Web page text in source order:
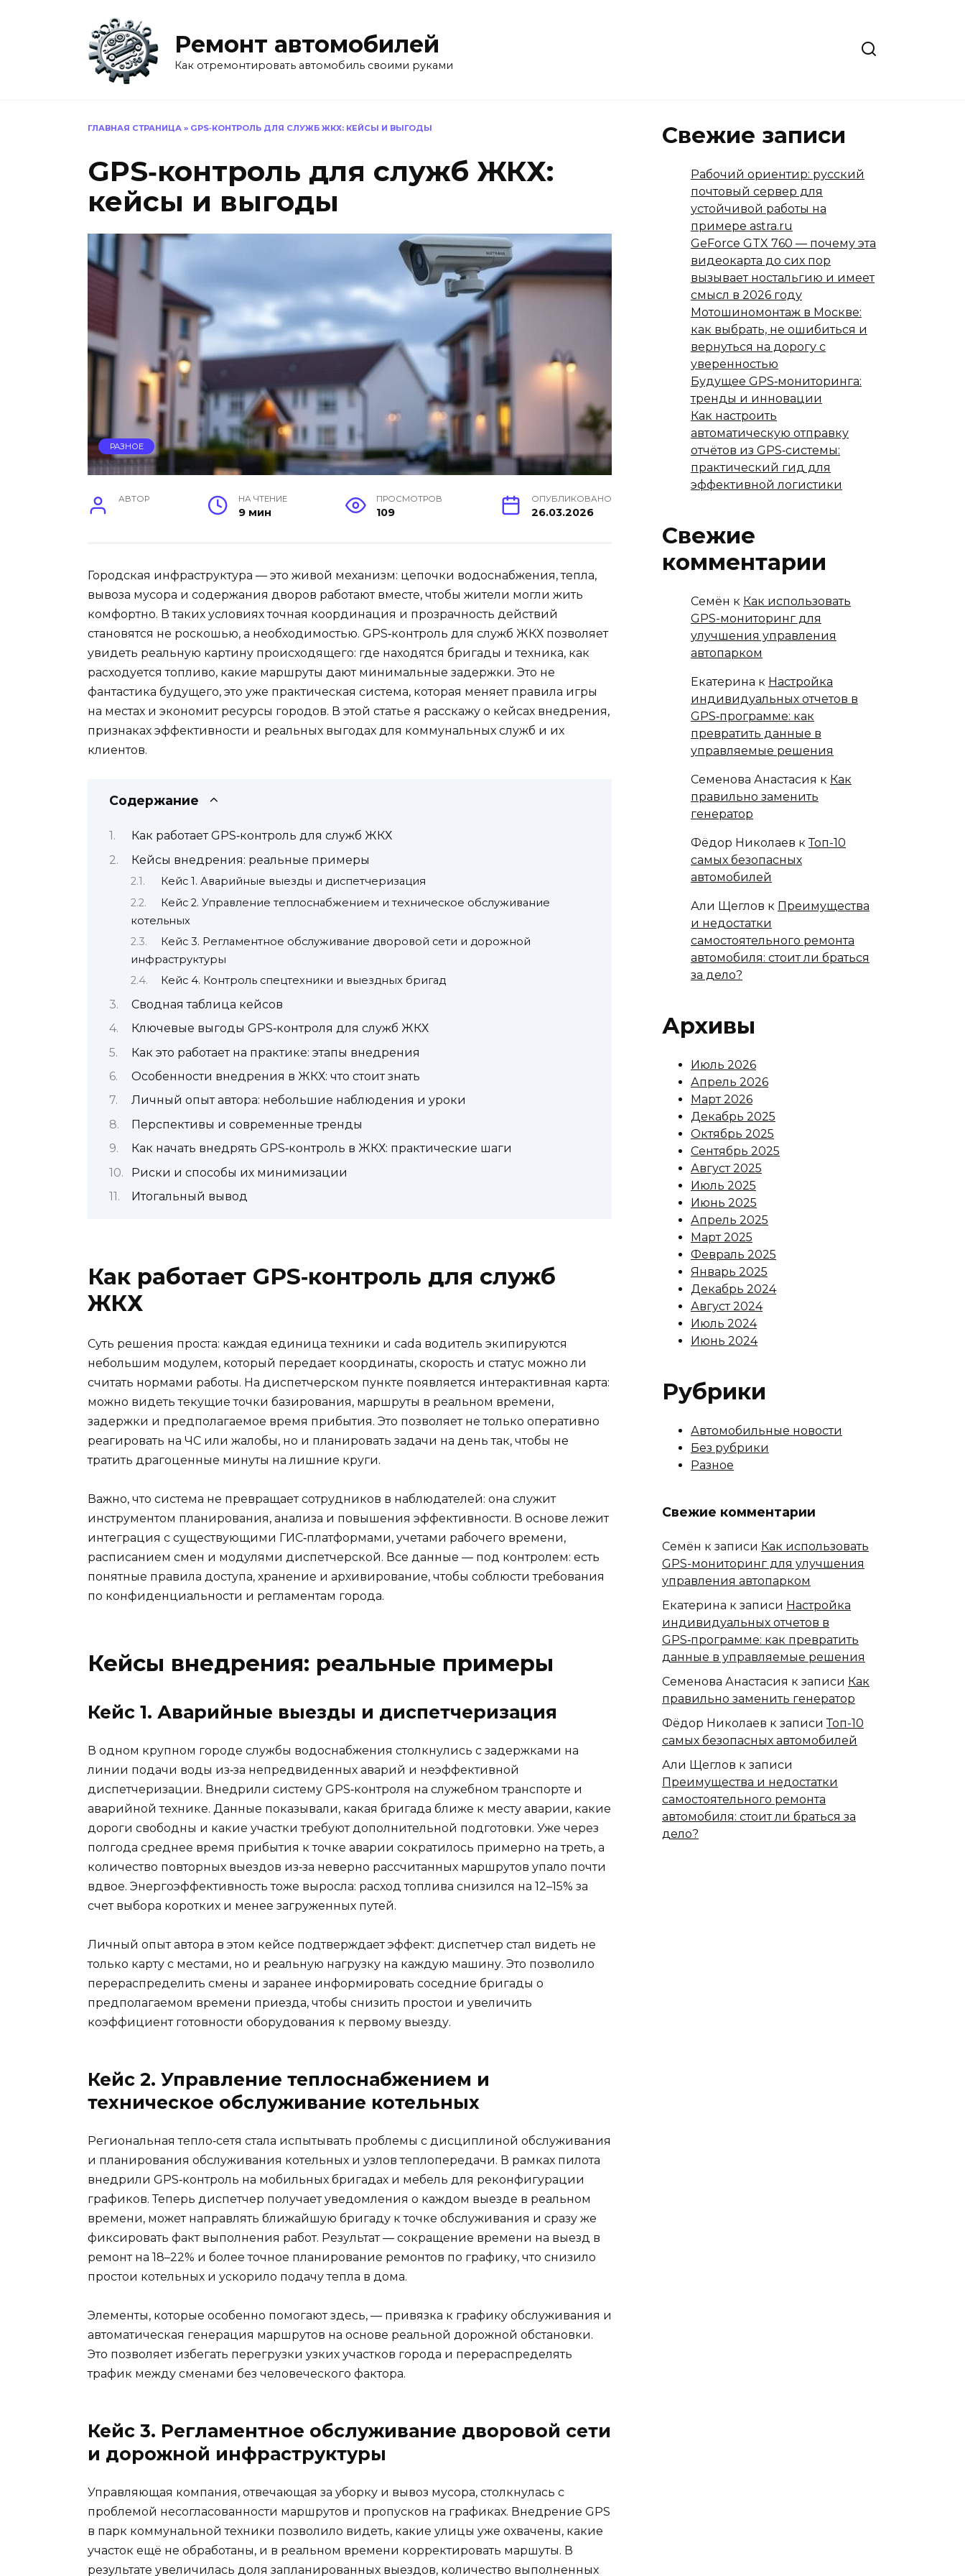
Ремонт автомобилей
Как отремонтировать автомобиль своими руками
ГЛАВНАЯ СТРАНИЦА » GPS‑КОНТРОЛЬ ДЛЯ СЛУЖБ ЖКХ: КЕЙСЫ И ВЫГОДЫ
GPS‑контроль для служб ЖКХ:
кейсы и выгоды
РАЗНОЕ
АВТОР НА ЧТЕНИЕ
9 мин
ПРОСМОТРОВ
109
ОПУБЛИКОВАНО
26.03.2026
Городская инфраструктура — это живой механизм: цепочки водоснабжения, тепла,
вывоза мусора и содержания дворов работают вместе, чтобы жители могли жить
комфортно. В таких условиях точная координация и прозрачность действий
становятся не роскошью, а необходимостью. GPS‑контроль для служб ЖКХ позволяет
увидеть реальную картину происходящего: где находятся бригады и техника, как
расходуется топливо, какие маршруты дают минимальные задержки. Это не
фантастика будущего, это уже практическая система, которая меняет правила игры
на местах и экономит ресурсы городов. В этой статье я расскажу о кейсах внедрения,
признаках эффективности и реальных выгодах для коммунальных служб и их
клиентов.
Содержание
Как работает GPS‑контроль для служб ЖКХ
Кейсы внедрения: реальные примеры
Кейс 1. Аварийные выезды и диспетчеризация
Кейс 2. Управление теплоснабжением и техническое обслуживание
котельных
Кейс 3. Регламентное обслуживание дворовой сети и дорожной
инфраструктуры
Кейс 4. Контроль спецтехники и выездных бригад
Сводная таблица кейсов
Ключевые выгоды GPS‑контроля для служб ЖКХ
Как это работает на практике: этапы внедрения
Особенности внедрения в ЖКХ: что стоит знать
Личный опыт автора: небольшие наблюдения и уроки
Перспективы и современные тренды
Как начать внедрять GPS‑контроль в ЖКХ: практические шаги
Риски и способы их минимизации
Итогальный вывод
Как работает GPS‑контроль для служб
ЖКХ
Суть решения проста: каждая единица техники и cada водитель экипируются
небольшим модулем, который передает координаты, скорость и статус можно ли
считать нормами работы. На диспетчерском пункте появляется интерактивная карта:
можно видеть текущие точки базирования, маршруты в реальном времени,
задержки и предполагаемое время прибытия. Это позволяет не только оперативно
реагировать на ЧС или жалобы, но и планировать задачи на день так, чтобы не
тратить драгоценные минуты на лишние круги.
Важно, что система не превращает сотрудников в наблюдателей: она служит
инструментом планирования, анализа и повышения эффективности. В основе лежит
интеграция с существующими ГИС‑платформами, учетами рабочего времени,
расписанием смен и модулями диспетчерской. Все данные — под контролем: есть
понятные правила доступа, хранение и архивирование, чтобы соблюсти требования
по конфиденциальности и регламентам города.
Кейсы внедрения: реальные примеры
Кейс 1. Аварийные выезды и диспетчеризация
В одном крупном городе службы водоснабжения столкнулись с задержками на
линии подачи воды из‑за непредвиденных аварий и неэффективной
диспетчеризации. Внедрили систему GPS‑контроля на служебном транспорте и
аварийной технике. Данные показывали, какая бригада ближе к месту аварии, какие
дороги свободны и какие участки требуют дополнительной подготовки. Уже через
полгода среднее время прибытия к точке аварии сократилось примерно на треть, а
количество повторных выездов из‑за неверно рассчитанных маршрутов упало почти
вдвое. Энергоэффективность тоже выросла: расход топлива снизился на 12–15% за
счет выбора коротких и менее загруженных путей.
Личный опыт автора в этом кейсе подтверждает эффект: диспетчер стал видеть не
только карту с местами, но и реальную нагрузку на каждую машину. Это позволило
перераспределить смены и заранее информировать соседние бригады о
предполагаемом времени приезда, чтобы снизить простои и увеличить
коэффициент готовности оборудования к первому выезду.
Кейс 2. Управление теплоснабжением и
техническое обслуживание котельных
Региональная тепло‑сетя стала испытывать проблемы с дисциплиной обслуживания
и планирования обслуживания котельных и узлов теплопередачи. В рамках пилота
внедрили GPS‑контроль на мобильных бригадах и мебель для реконфигурации
графиков. Теперь диспетчер получает уведомления о каждом выезде в реальном
времени, может направлять ближайшую бригаду к точке обслуживания и сразу же
фиксировать факт выполнения работ. Результат — сокращение времени на выезд в
ремонт на 18–22% и более точное планирование ремонтов по графику, что снизило
простои котельных и ускорило подачу тепла в дома.
Элементы, которые особенно помогают здесь, — привязка к графику обслуживания и
автоматическая генерация маршрутов на основе реальной дорожной обстановки.
Это позволяет избегать перегрузки узких участков города и перераспределять
трафик между сменами без человеческого фактора.
Кейс 3. Регламентное обслуживание дворовой сети
и дорожной инфраструктуры
Управляющая компания, отвечающая за уборку и вывоз мусора, столкнулась с
проблемой несогласованности маршрутов и пропусков на графиках. Внедрение GPS
в парк коммунальной техники позволило видеть, какие улицы уже охвачены, какие
участок ещё не обработаны, и в реальном времени корректировать маршуты. В
результате увеличилась доля запланированных выездов, количество выполненных
Свежие записи
Рабочий ориентир: русский
почтовый сервер для
устойчивой работы на
примере astra.ru
GeForce GTX 760 — почему эта
видеокарта до сих пор
вызывает ностальгию и имеет
смысл в 2026 году
Мотошиномонтаж в Москве:
как выбрать, не ошибиться и
вернуться на дорогу с
уверенностью
Будущее GPS‑мониторинга:
тренды и инновации
Как настроить
автоматическую отправку
отчётов из GPS‑системы:
практический гид для
эффективной логистики
Свежие
комментарии
Семён к Как использовать
GPS-мониторинг для
улучшения управления
автопарком
Екатерина к Настройка
индивидуальных отчетов в
GPS‑программе: как
превратить данные в
управляемые решения
Семенова Анастасия к Как
правильно заменить
генератор
Фёдор Николаев кТоп-10
самых безопасных
автомобилей
Али Щеглов к Преимущества
и недостатки
самостоятельного ремонта
автомобиля: стоит ли браться
за дело?
Архивы
Июль 2026
Апрель 2026
Март 2026
Декабрь 2025
Октябрь 2025
Сентябрь 2025
Август 2025
Июль 2025
Июнь 2025
Апрель 2025
Март 2025
Февраль 2025
Январь 2025
Декабрь 2024
Август 2024
Июль 2024
Июнь 2024
Рубрики
Автомобильные новости
Без рубрики
Разное
Свежие комментарии
Семён к записи Как использовать
GPS-мониторинг для улучшения
управления автопарком
Екатерина к записи Настройка
индивидуальных отчетов в
GPS‑программе: как превратить
данные в управляемые решения
Семенова Анастасия к записи Как
правильно заменить генератор
Фёдор Николаев к записиТоп-10
самых безопасных автомобилей
Али Щеглов к записи
Преимущества и недостатки
самостоятельного ремонта
автомобиля: стоит ли браться за
дело?